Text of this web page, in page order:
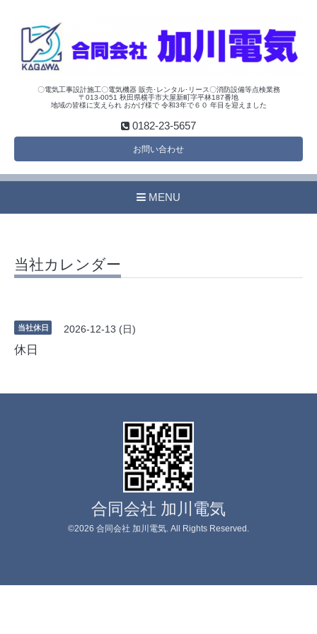
〇電気工事設計施工〇電気機器 販売･レンタル･リース〇消防設備等点検業務
〒013-0051 秋田県横手市大屋新町字平林187番地
地域の皆様に支えられ おかげ様で 令和3年で６０ 年目を迎えました
0182-23-5657
お問い合わせ
MENU
当社カレンダー
当社休日 2026-12-13 (日)
休日
合同会社 加川電気
©2026 合同会社 加川電気 . All Rights Reserved.